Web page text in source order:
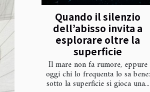
Quando il silenzio
dell’abisso invita a
esplorare oltre la
superficie
Il mare non fa rumore, eppure
oggi chi lo frequenta lo sa bene:
sotto la superficie si gioca una...